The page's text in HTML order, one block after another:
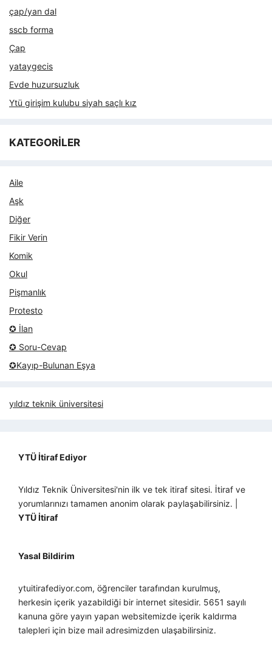
çap/yan dal
sscb forma
Çap
yataygecis
Evde huzursuzluk
Ytü girişim kulubu siyah saçlı kız
KATEGORİLER
Aile
Aşk
Diğer
Fikir Verin
Komik
Okul
Pişmanlık
Protesto
✪ İlan
✪ Soru-Cevap
✪Kayıp-Bulunan Eşya
yıldız teknik üniversitesi
YTÜ İtiraf Ediyor
Yıldız Teknik Üniversitesi'nin ilk ve tek itiraf sitesi. İtiraf ve
yorumlarınızı tamamen anonim olarak paylaşabilirsiniz. |
YTÜ İtiraf
Yasal Bildirim
ytuitirafediyor.com, öğrenciler tarafından kurulmuş,
herkesin içerik yazabildiği bir internet sitesidir. 5651 sayılı
kanuna göre yayın yapan websitemizde içerik kaldırma
talepleri için bize mail adresimizden ulaşabilirsiniz.